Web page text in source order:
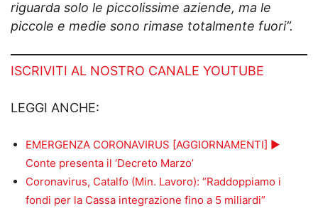
riguarda solo le piccolissime aziende, ma le
piccole e medie sono rimase totalmente fuori”.
ISCRIVITI AL NOSTRO CANALE YOUTUBE
LEGGI ANCHE:
EMERGENZA CORONAVIRUS [AGGIORNAMENTI] ►
Conte presenta il ‘Decreto Marzo’
Coronavirus, Catalfo (Min. Lavoro): “Raddoppiamo i
fondi per la Cassa integrazione fino a 5 miliardi”